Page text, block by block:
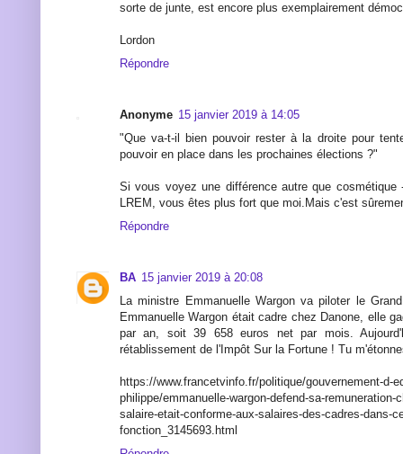
sorte de junte, est encore plus exemplairement
Lordon
Répondre
Anonyme 15 janvier 2019 à 14:05
"Que va-t-il bien pouvoir rester à la droite pour
pouvoir en place dans les prochaines élections ?"
Si vous voyez une différence autre que cosmétique
LREM, vous êtes plus fort que moi.Mais c'est
Répondre
BA 15 janvier 2019 à 20:08
La ministre Emmanuelle Wargon va piloter le
Emmanuelle Wargon était cadre chez Danone, elle
par an, soit 39 658 euros net par mois.
rétablissement de l'Impôt Sur la Fortune ! Tu
https://www.francetvinfo.fr/politique/gouvernement-d-
philippe/emmanuelle-wargon-defend-sa-remuneration-
salaire-etait-conforme-aux-salaires-des-cadres-dans-
fonction_3145693.html